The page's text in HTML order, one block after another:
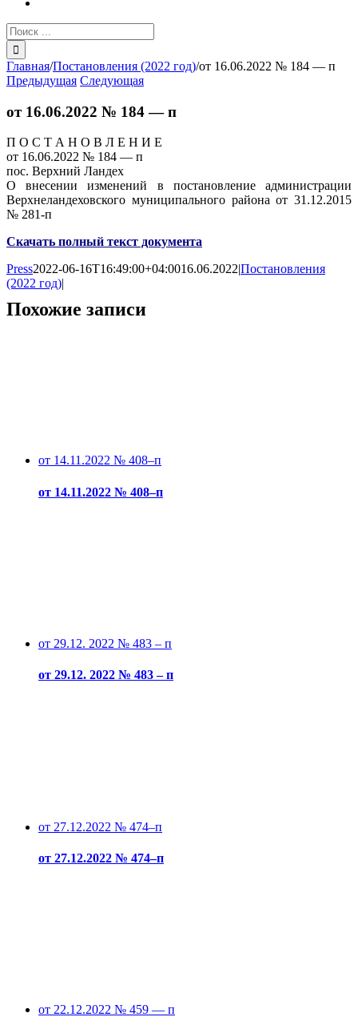
Результат
поиска:
Главная/Постановления (2022 год)/от 16.06.2022 № 184 — п
Предыдущая Следующая
от 16.06.2022 № 184 — п
П О С Т А Н О В Л Е Н И Е
от 16.06.2022 № 184 — п
пос. Верхний Ландех
О внесении изменений в постановление администрации
Верхнеландеховского муниципального района от 31.12.2015
№ 281-п
Скачать полный текст документа
Press2022-06-16T16:49:00+04:0016.06.2022|Постановления
(2022 год)|
Похожие записи
от 14.11.2022 № 408–п
от 14.11.2022 № 408–п
от 29.12. 2022 № 483 – п
от 29.12. 2022 № 483 – п
от 27.12.2022 № 474–п
от 27.12.2022 № 474–п
от 22.12.2022 № 459 — п